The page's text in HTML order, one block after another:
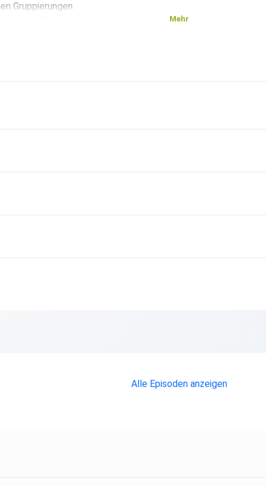
Gruppierungen
Mehr
Alle Episoden anzeigen